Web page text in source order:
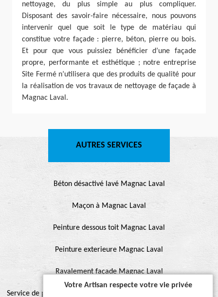
nettoyage, du plus simple au plus compliquer.
Disposant des savoir-faire nécessaire, nous pouvons
intervenir quel que soit le type de matériau qui
constitue votre façade : pierre, béton, pierre ou bois.
Et pour que vous puissiez bénéficier d’une façade
propre, performante et esthétique ; notre entreprise
Site Fermé n’utilisera que des produits de qualité pour
la réalisation de vos travaux de nettoyage de façade à
Magnac Laval.
AUTRES SERVICES
Béton désactivé lavé Magnac Laval
Maçon à Magnac Laval
Peinture dessous toit Magnac Laval
Peinture exterieure Magnac Laval
Ravalement façade Magnac Laval
Service de peinture et hydrofuge de toiture Magnac Laval 87190
Votre Artisan respecte votre vie privée